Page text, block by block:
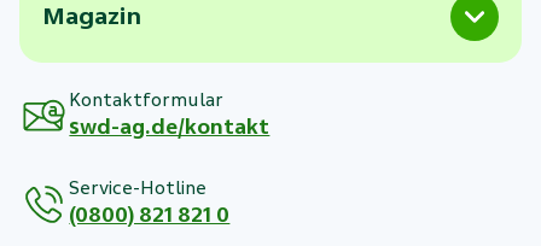
Magazin
Kontaktformular
swd-ag.de/kontakt
Service-Hotline
(0800) 821 821 0